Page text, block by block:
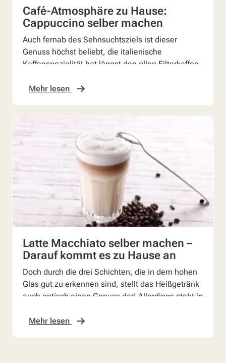
Café-Atmosphäre zu Hause:
Cappuccino selber machen
Auch fernab des Sehnsuchtsziels ist dieser
Genuss höchst beliebt, die italienische
Kaffeespezialität hat längst den ollen Filterkaffee
Mehr lesen
Latte Macchiato selber machen –
Darauf kommt es zu Hause an
Doch durch die drei Schichten, die in dem hohen
Glas gut zu erkennen sind, stellt das Heißgetränk
auch optisch einen Genuss dar! Allerdings steht in
Mehr lesen